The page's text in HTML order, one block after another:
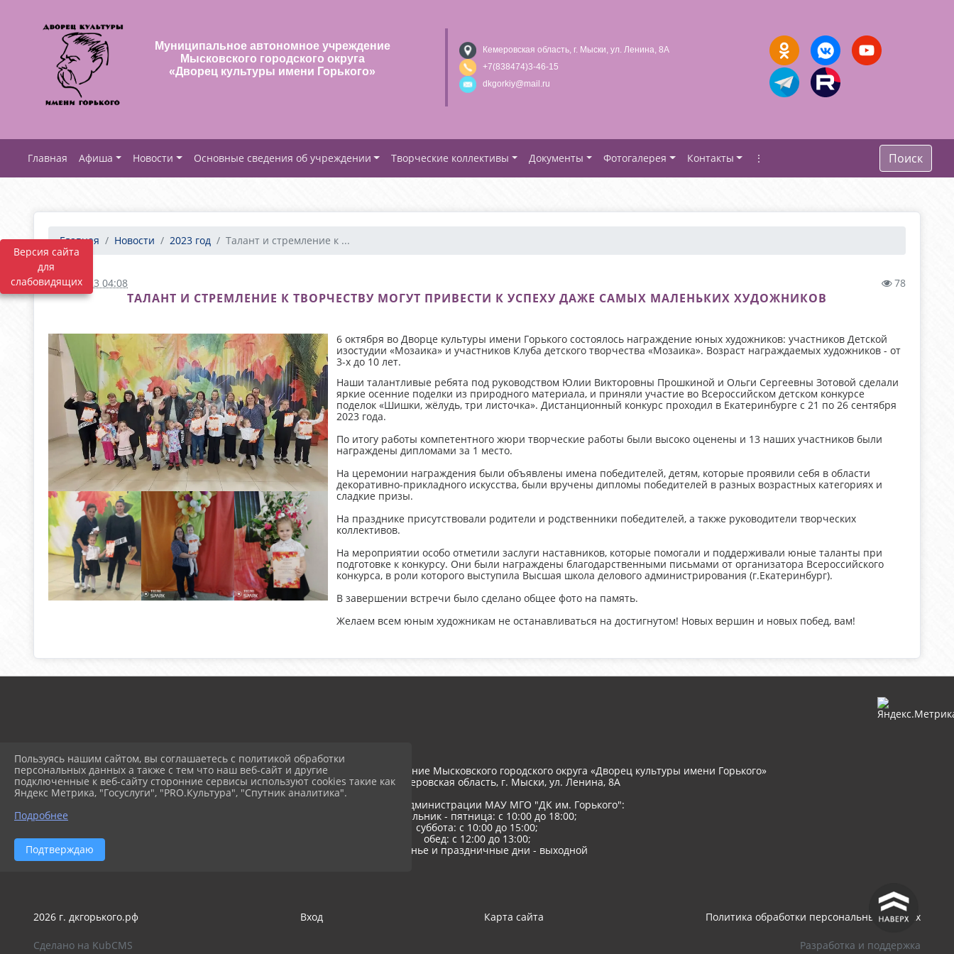
Версия сайта
для
слабовидящих
Муниципальное автономное учреждение
Мысковского городского округа
«Дворец культуры имени Горького»
Кемеровская область, г. Мыски, ул. Ленина, 8А
+7(838474)3-46-15
dkgorkiy@mail.ru
Афиша Новости Основные сведения об учреждении Творческие коллективы Документы Фотогалерея Контакты ⋮ Поиск
Главная Новости 2023 год Талант и стремление к ...
07.10.2023 04:08 78
ТАЛАНТ И СТРЕМЛЕНИЕ К ТВОРЧЕСТВУ МОГУТ ПРИВЕСТИ К УСПЕХУ ДАЖЕ САМЫХ МАЛЕНЬКИХ ХУДОЖНИКОВ
6 октября во Дворце культуры имени Горького состоялось награждение юных художников: участников Детской
изостудии «Мозаика» и участников Клуба детского творчества «Мозаика». Возраст награждаемых художников - от
3-х до 10 лет.
Наши талантливые ребята под руководством Юлии Викторовны Прошкиной и Ольги Сергеевны Зотовой сделали
яркие осенние поделки из природного материала, и приняли участие во Всероссийском детском конкурсе
поделок «Шишки, жёлудь, три листочка». Дистанционный конкурс проходил в Екатеринбурге с 21 по 26 сентября
2023 года.
По итогу работы компетентного жюри творческие работы были высоко оценены и 13 наших участников были
награждены дипломами за 1 место.
На церемонии награждения были объявлены имена победителей, детям, которые проявили себя в области
декоративно-прикладного искусства, были вручены дипломы победителей в разных возрастных категориях и
сладкие призы.
На празднике присутствовали родители и родственники победителей, а также руководители творческих
коллективов.
На мероприятии особо отметили заслуги наставников, которые помогали и поддерживали юные таланты при
подготовке к конкурсу. Они были награждены благодарственными письмами от организатора Всероссийского
конкурса, в роли которого выступила Высшая школа делового администрирования (г.Екатеринбург).
В завершении встречи было сделано общее фото на память.
Желаем всем юным художникам не останавливаться на достигнутом! Новых вершин и новых побед, вам!
^
© 2025 Муниципальное автономное учреждение Мысковского городского округа «Дворец культуры имени Горького»
652845, РФ, Кемеровская область, г. Мыски, ул. Ленина, 8A
Режим работы администрации МАУ МГО "ДК им. Горького":
понедельник - пятница: с 10:00 до 18:00;
суббота: с 10:00 до 15:00;
обед: с 12:00 до 13:00;
воскресенье и праздничные дни - выходной
2026 г. дкгорького.рф Вход Карта сайта Политика обработки персональных данных
Сделано на KubCMS Разработка и поддержка
Пользуясь нашим сайтом, вы соглашаетесь с политикой обработки
персональных данных а также с тем что наш веб-сайт и другие
подключенные к веб-сайту сторонние сервисы используют cookies такие как
Яндекс Метрика, "Госуслуги", "PRO.Культура", "Спутник аналитика".
Подробнее
Подтверждаю